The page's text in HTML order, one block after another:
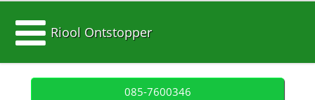
Riool Ontstopper
085-7600346